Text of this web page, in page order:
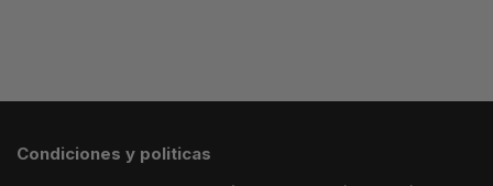
Condiciones y politicas